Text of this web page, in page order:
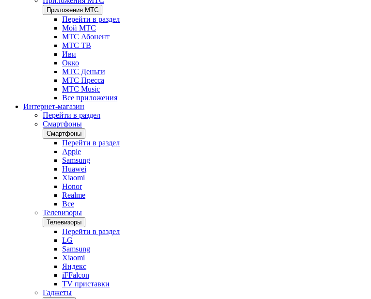
Приложения МТС
Перейти в раздел
Мой МТС
МТС Абонент
МТС ТВ
Иви
Окко
МТС Деньги
МТС Пресса
МТС Music
Все приложения
Интернет-магазин
Перейти в раздел
Смартфоны
Смартфоны
Перейти в раздел
Apple
Samsung
Huawei
Xiaomi
Honor
Realme
Все
Телевизоры
Телевизоры
Перейти в раздел
LG
Samsung
Xiaomi
Яндекс
iFFalcon
TV приставки
Гаджеты